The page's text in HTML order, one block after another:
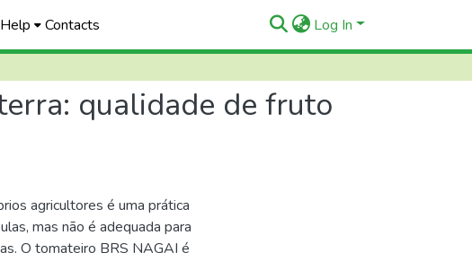
Help Contacts Log In
qualidade de fruto
agricultores é uma prática
mas não é adequada para
O tomateiro BRS NAGAI é